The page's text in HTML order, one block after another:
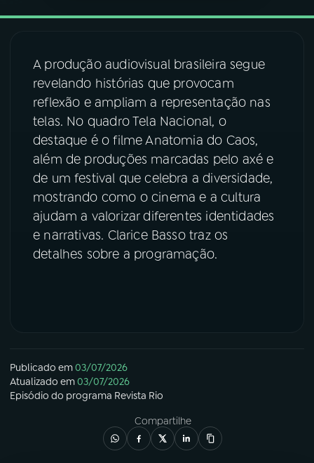
07ÚLTIMAS
08 FESTIVAL DE MÚSICA
ACOMPANHE A RÁDIO NACIONAL
YouTube Facebook
Instagram X
A produção audiovisual brasileira segue
revelando histórias que provocam
reflexão e ampliam a representação nas
telas. No quadro Tela Nacional, o
destaque é o filme Anatomia do Caos,
além de produções marcadas pelo axé e
de um festival que celebra a diversidade,
mostrando como o cinema e a cultura
ajudam a valorizar diferentes identidades
e narrativas. Clarice Basso traz os
detalhes sobre a programação.
Publicado em03/07/2026
Atualizado em03/07/2026
Episódio do programa Revista Rio
Compartilhe